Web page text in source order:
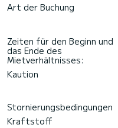
Charterbedingungen über
Unser SamBoat-Berater
Art der Buchung
Zeiten für den Beginn und
das Ende des
Mietverhältnisses:
Kaution
Stornierungsbedingungen
Kraftstoff